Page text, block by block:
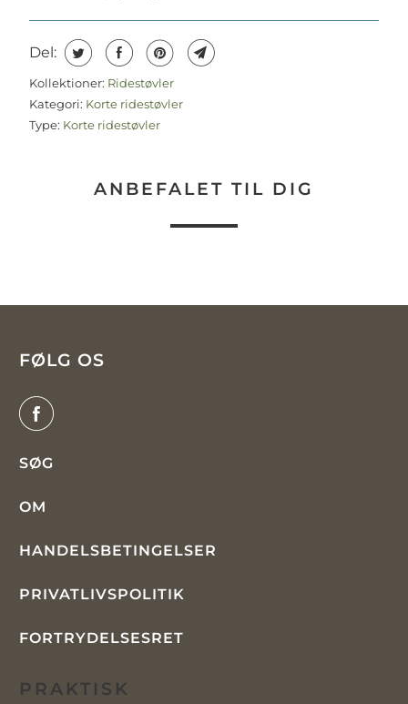
Del:
Kollektioner: Ridestøvler
Kategori: Korte ridestøvler
Type: Korte ridestøvler
ANBEFALET TIL DIG
FØLG OS
SØG
OM
HANDELSBETINGELSER
PRIVATLIVSPOLITIK
FORTRYDELSESRET
PRAKTISK